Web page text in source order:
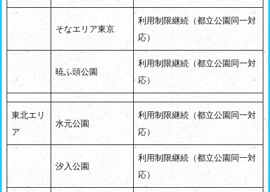
そなエリア東京
利用制限継続（都立公園同一対
応）
暁ふ頭公園
利用制限継続（都立公園同一対
応）
東北エリ
ア
水元公園
利用制限継続（都立公園同一対
応）
汐入公園
利用制限継続（都立公園同一対
応）